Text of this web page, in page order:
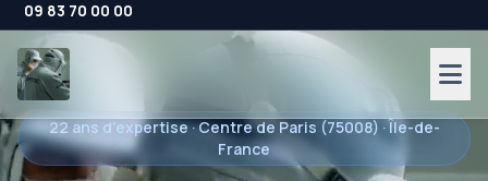
09 83 70 00 00
22 ans d'expertise · Centre de Paris (75008) · Île-de-
France